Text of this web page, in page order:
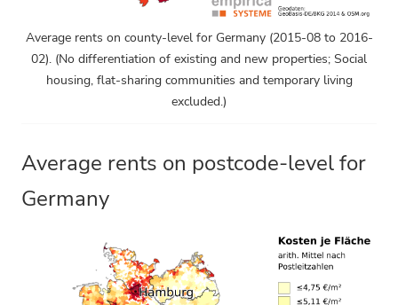
Average rents on county-level for Germany (2015-08 to 2016-
02). (No differentiation of existing and new properties; Social
housing, flat-sharing communities and temporary living
excluded.)
Average rents on postcode-level for
Germany